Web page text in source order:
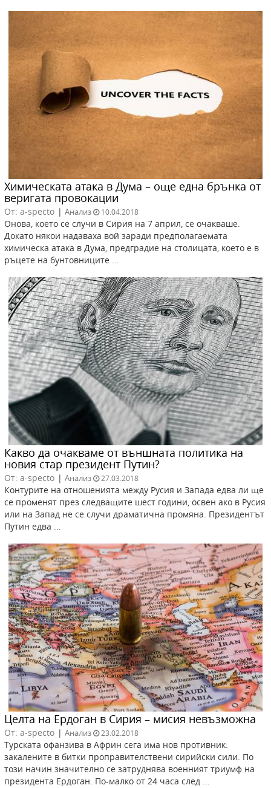
Химическата атака в Дума – още една брънка от
веригата провокации
От: a-specto | Анализ 10.04.2018
Онова, което се случи в Сирия на 7 април, се очакваше.
Докато някои надаваха вой заради предполагаемата
химическа атака в Дума, предградие на столицата, което е в
ръцете на бунтовниците ...
Какво да очакваме от външната политика на
новия стар президент Путин?
От: a-specto | Анализ 27.03.2018
Контурите на отношенията между Русия и Запада едва ли ще
се променят през следващите шест години, освен ако в Русия
или на Запад не се случи драматична промяна. Президентът
Путин едва ...
Целта на Ердоган в Сирия – мисия невъзможна
От: a-specto | Анализ 23.02.2018
Турската офанзива в Африн сега има нов противник:
закалените в битки проправителствени сирийски сили. По
този начин значително се затруднява военният триумф на
президента Ердоган. По-малко от 24 часа след ...